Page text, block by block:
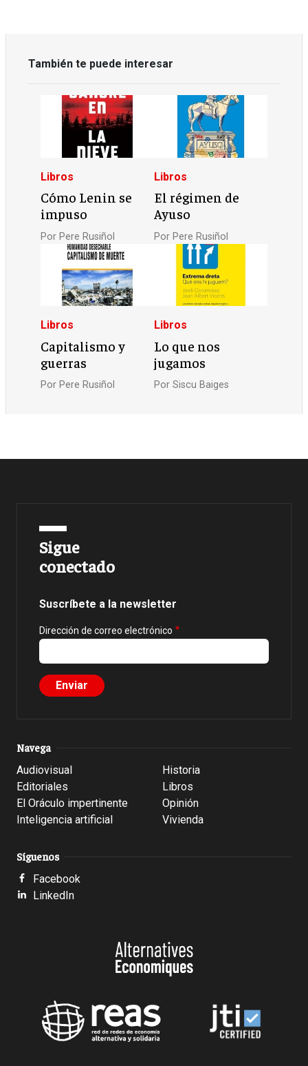
También te puede interesar
Libros
Cómo Lenin se
impuso
Por Pere Rusiñol
Libros
El régimen de
Ayuso
Por Pere Rusiñol
Libros
Capitalismo y
guerras
Por Pere Rusiñol
Libros
Lo que nos
jugamos
Por Siscu Baiges
Sigue
conectado
Suscríbete a la newsletter
Dirección de correo electrónico
Navega
Audiovisual
Editoriales
El Oráculo impertinente
Inteligencia artificial
Historia
Libros
Opinión
Vivienda
Síguenos
Facebook
LinkedIn